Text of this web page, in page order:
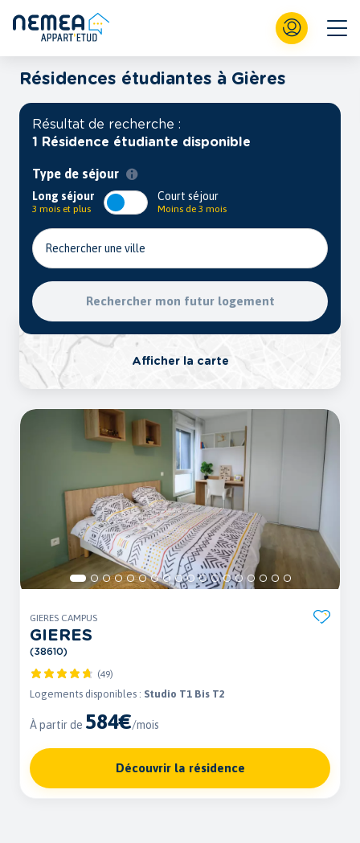
Résidences étudiantes à Gières
Résultat de recherche :
1 Résidence étudiante disponible
Type de séjour
Long séjour
3 mois et plus
Court séjour
Moins de 3 mois
Rechercher une ville
Rechercher mon futur logement
Afficher la carte
GIERES CAMPUS
GIERES
(38610)
(49)
Logements disponibles : Studio T1 Bis T2
À partir de 584€/mois
Découvrir la résidence